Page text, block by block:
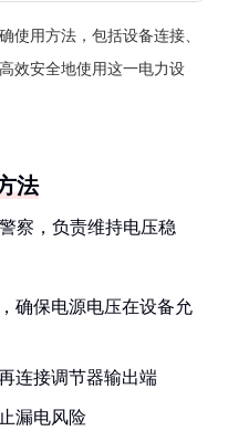
使用方法，包括设备连接、
效安全地使用这一电力设
法
察，负责维持电压稳
确保电源电压在设备允
连接调节器输出端
漏电风险